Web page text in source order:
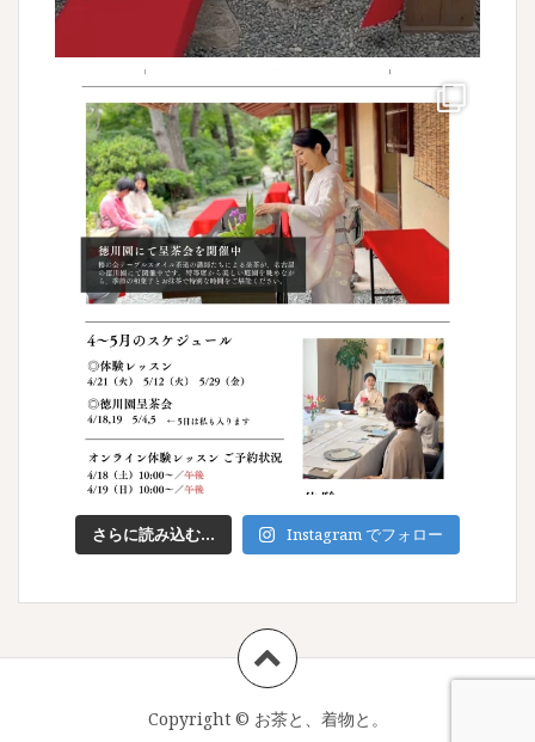
さらに読み込む... Instagram でフォロー
Copyright © お茶と、着物と。